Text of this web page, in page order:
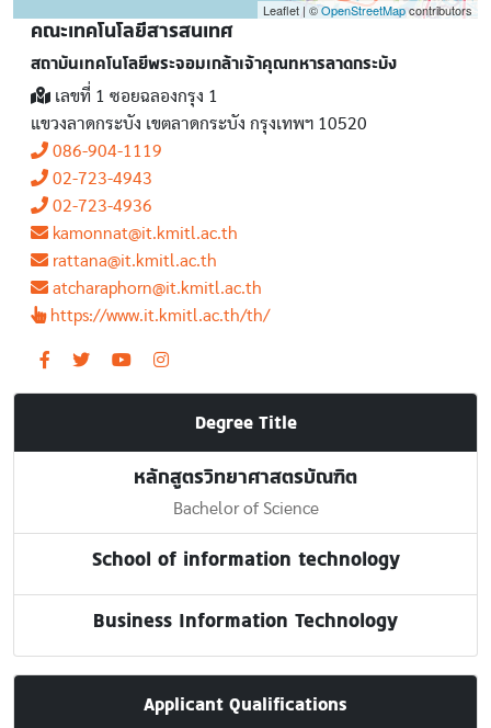
Leaflet | ©OpenStreetMapcontributors
คณะเทคโนโลยีสารสนเทศ
สถาบันเทคโนโลยีพระจอมเกล้าเจ้าคุณทหารลาดกระบัง
เลขที่ 1 ซอยฉลองกรุง 1
แขวงลาดกระบัง เขตลาดกระบัง กรุงเทพฯ 10520
086-904-1119
02-723-4943
02-723-4936
kamonnat@it.kmitl.ac.th
rattana@it.kmitl.ac.th
atcharaphorn@it.kmitl.ac.th
https://www.it.kmitl.ac.th/th/
Degree Title
หลักสูตรวิทยาศาสตรบัณฑิต
Bachelor of Science
School of information technology
Business Information Technology
Applicant Qualifications